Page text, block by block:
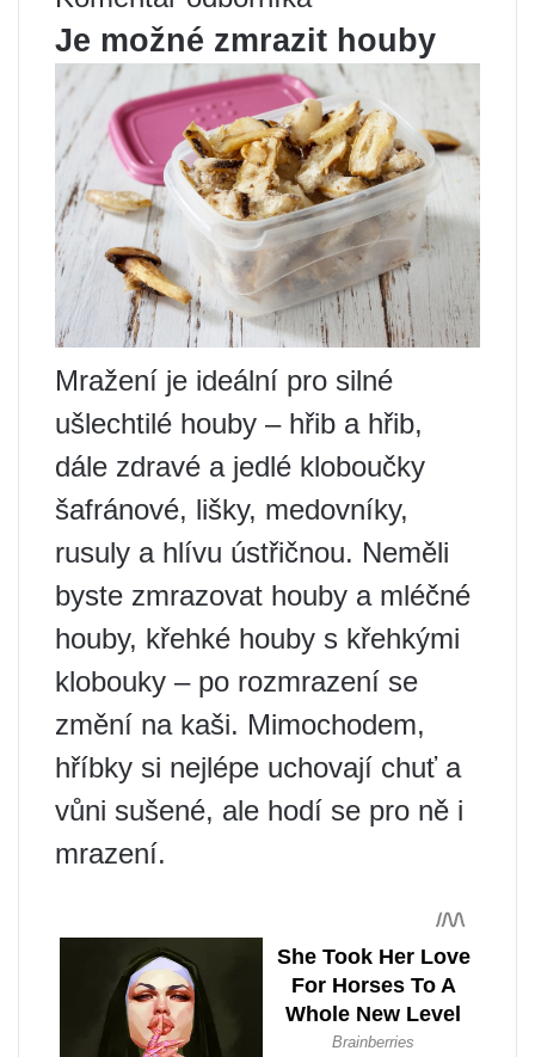
Je možné zmrazit houby
Mražení je ideální pro silné
ušlechtilé houby – hřib a hřib,
dále zdravé a jedlé kloboučky
šafránové, lišky, medovníky,
rusuly a hlívu ústřičnou. Neměli
byste zmrazovat houby a mléčné
houby, křehké houby s křehkými
klobouky – po rozmrazení se
změní na kaši. Mimochodem,
hříbky si nejlépe uchovají chuť a
vůni sušené, ale hodí se pro ně i
mrazení.